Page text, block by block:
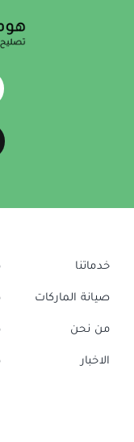
خدماتنا
صيانة الماركات
من نحن
الاخبار